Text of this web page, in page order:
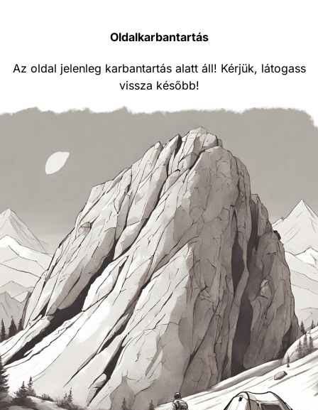
Oldalkarbantartás
Az oldal jelenleg karbantartás alatt áll! Kérjük, látogass
vissza később!